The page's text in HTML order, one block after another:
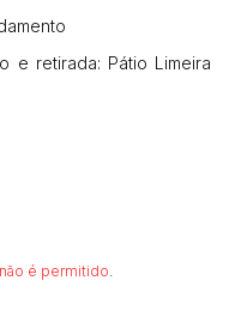
e retirada: Pátio Limeira
não é permitido
TIAGOFELIPE